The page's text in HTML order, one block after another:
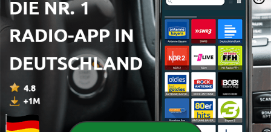
203 - Megatrends Afrika: ECOWAS und AES zwischen
Konfrontation und Kooperation
NATO-Gipfel in der Türkei: Europas Sicherheit
auf dem Prüfstand
06 Jul. 2026
201 - 250th anniversary of the Declaration of
Independence: U.S. democracy under pressure
29 Jun. 2026